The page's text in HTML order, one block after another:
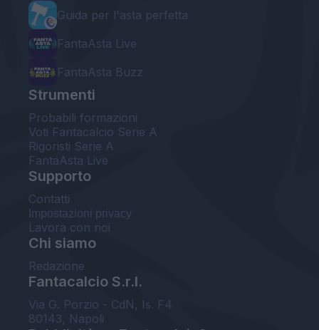
Guida per l'asta perfetta
FantaAsta Live
FantaAsta Buzz
Strumenti
Probabili formazioni
Voti Fantacalcio Serie A
Rigoristi Serie A
FantaAsta Live
Supporto
Contatti
Impostazioni privacy
Lavora con noi
Chi siamo
Redazione
Fantacalcio S.r.l.
Via G. Porzio - CdN, Is. F4
80143, Napoli